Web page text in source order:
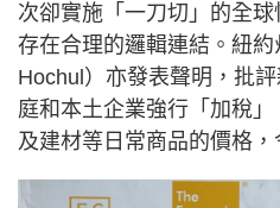
次卻實施「一刀切」的全
存在合理的邏輯連結。紐
Hochul）亦發表聲明，批
庭和本土企業強行「加稅
及建材等日常商品的價格，